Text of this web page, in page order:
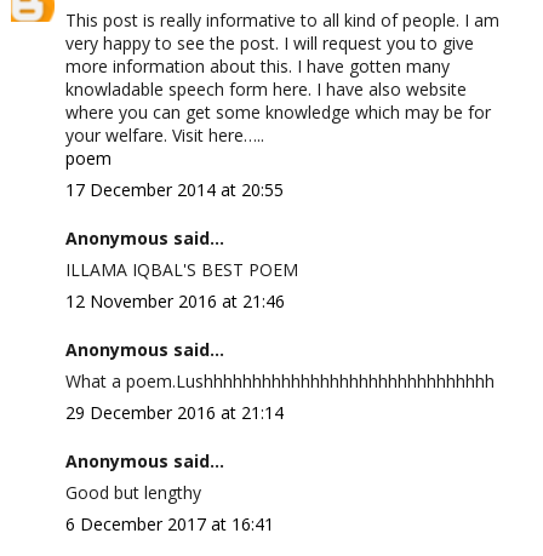
This post is really informative to all kind of people. I am
very happy to see the post. I will request you to give
more information about this. I have gotten many
knowladable speech form here. I have also website
where you can get some knowledge which may be for
your welfare. Visit here…..
poem
17 December 2014 at 20:55
Anonymous said...
ILLAMA IQBAL'S BEST POEM
12 November 2016 at 21:46
Anonymous said...
What a poem.Lushhhhhhhhhhhhhhhhhhhhhhhhhhhhhh
29 December 2016 at 21:14
Anonymous said...
Good but lengthy
6 December 2017 at 16:41